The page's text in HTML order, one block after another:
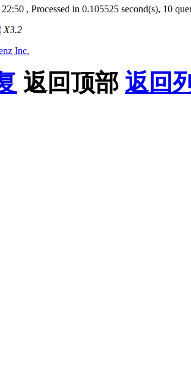
, Processed in 0.105525 second(s), 10
X3.2
Inc.
返回顶部 返回